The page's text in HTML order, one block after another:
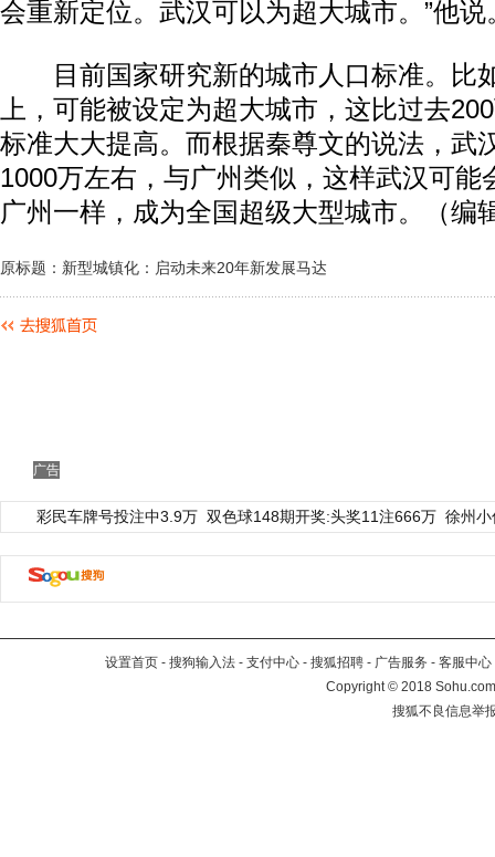
会重新定位。武汉可以为超大城市。”他说
目前国家研究新的城市人口标准。比
上，可能被设定为超大城市，这比过去
标准大大提高。而根据秦尊文的说法，武
1000万左右，与广州类似，这样武汉可能
广州一样，成为全国超级大型城市。（编
原标题：新型城镇化：启动未来20年新发展马达
广告
彩民车牌号投注中3.9万 双色球148期开奖:头奖11注666万 徐州
设置首页 - 搜狗输入法 - 支付中心 - 搜狐招聘 - 广告服务 - 客服中心
Copyright©2018
搜狐不良信息举